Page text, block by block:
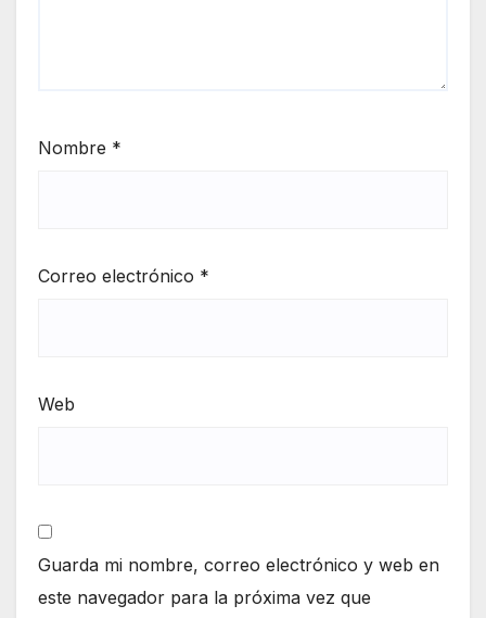
Nombre *
Correo electrónico *
Web
Guarda mi nombre, correo electrónico y web en
este navegador para la próxima vez que